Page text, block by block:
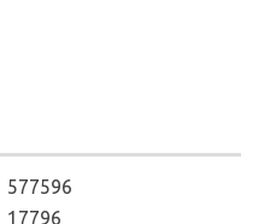
577596
17796